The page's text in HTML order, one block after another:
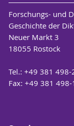
Forschungs- und
Geschichte der
Neuer Markt 3
18055 Rostock
Tel.: +49 381 498-
Fax: +49 381